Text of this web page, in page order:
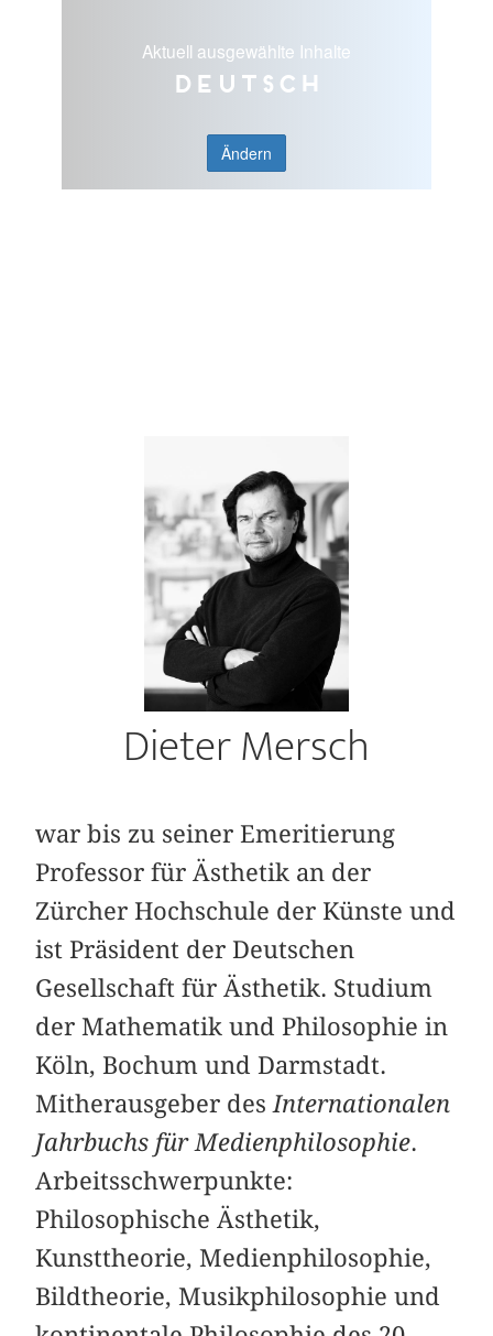
Aktuell ausgewählte Inhalte
Deutsch
Ändern
Dieter Mersch
war bis zu seiner Emeritierung
Professor für Ästhetik an der
Zürcher Hochschule der Künste und
ist Präsident der Deutschen
Gesellschaft für Ästhetik. Studium
der Mathematik und Philosophie in
Köln, Bochum und Darmstadt.
Mitherausgeber des Internationalen
Jahrbuchs für Medienphilosophie.
Arbeitsschwerpunkte:
Philosophische Ästhetik,
Kunsttheorie, Medienphilosophie,
Bildtheorie, Musikphilosophie und